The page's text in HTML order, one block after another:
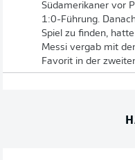
Südamerikaner vor
1:0-Führung.
Spiel zu finden,
Messi vergab mit
Favorit in der